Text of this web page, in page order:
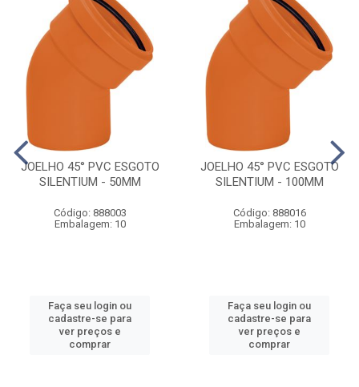
JOELHO 45° PVC ESGOTO
SILENTIUM - 50MM
Código: 888003
Embalagem: 10
Faça seu login ou
cadastre-se para
ver preços e
comprar
JOELHO 45° PVC ESGOTO
SILENTIUM - 100MM
Código: 888016
Embalagem: 10
Faça seu login ou
cadastre-se para
ver preços e
comprar